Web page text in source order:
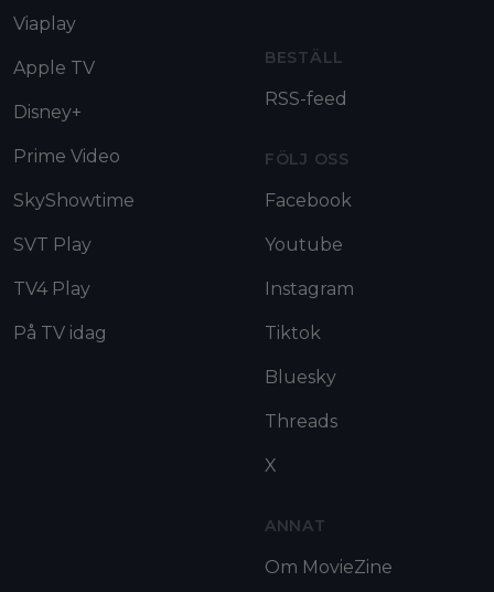
Viaplay
Apple TV
Disney+
Prime Video
SkyShowtime
SVT Play
TV4 Play
På TV idag
BESTÄLL
RSS-feed
FÖLJ OSS
Facebook
Youtube
Instagram
Tiktok
Bluesky
Threads
X
ANNAT
Om MovieZine